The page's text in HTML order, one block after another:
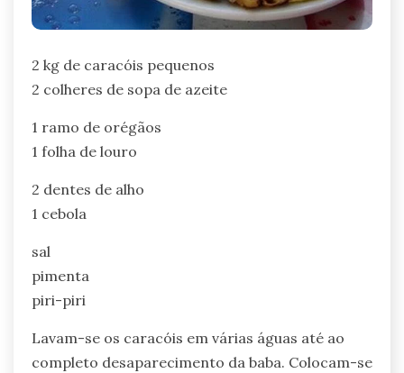
2 kg de caracóis pequenos
2 colheres de sopa de azeite
1 ramo de orégãos
1 folha de louro
2 dentes de alho
1 cebola
sal
pimenta
piri-piri
Lavam-se os caracóis em várias águas até ao
completo desaparecimento da baba. Colocam-se